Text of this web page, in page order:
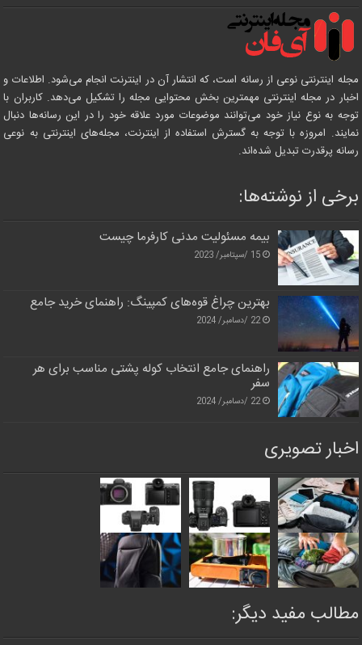
مجله اینترنتی نوعی از رسانه است، که انتشار آن در اینترنت انجام می‌شود. اطلاعات و
اخبار در مجله اینترنتی مهمترین بخش محتوایی مجله را تشکیل می‌دهد. کاربران با
توجه به نوع نیاز خود می‌توانند موضوعات مورد علاقه خود را در این رسانه‌ها دنبال
نمایند. امروزه با توجه به گسترش استفاده از اینترنت، مجله‌های اینترنتی به نوعی
رسانه پرقدرت تبدیل شده‌اند.
برخی از نوشته‌ها:
بیمه مسئولیت مدنی کارفرما چیست
15 /سپتامبر/ 2023
بهترین چراغ قوه‌های کمپینگ: راهنمای خرید جامع
22 /دسامبر/ 2024
راهنمای جامع انتخاب کوله پشتی مناسب برای هر
سفر
22 /دسامبر/ 2024
اخبار تصویری
مطالب مفید دیگر: